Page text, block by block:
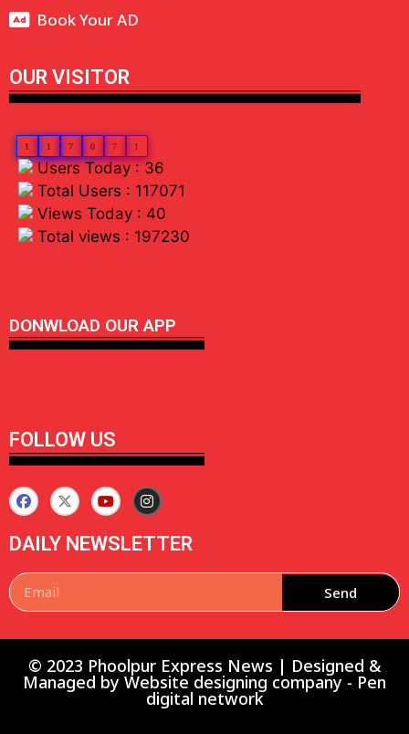
Book Your AD
OUR VISITOR
1 1 7 0 7 1
Users Today : 36
Total Users : 117071
Views Today : 40
Total views : 197230
DONWLOAD OUR APP
FOLLOW US
DAILY NEWSLETTER
Send
© 2023 Phoolpur Express News | Designed &
Managed by Website designing company - Pen
digital network